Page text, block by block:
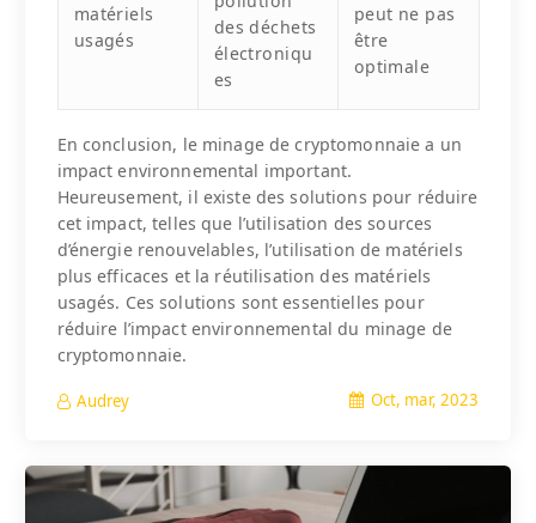
matériels
usagés
des déchets
électroniqu
es
peut ne pas
être
optimale
En conclusion, le minage de cryptomonnaie a un
impact environnemental important.
Heureusement, il existe des solutions pour réduire
cet impact, telles que l’utilisation des sources
d’énergie renouvelables, l’utilisation de matériels
plus efficaces et la réutilisation des matériels
usagés. Ces solutions sont essentielles pour
réduire l’impact environnemental du minage de
cryptomonnaie.
Audrey Oct, mar, 2023